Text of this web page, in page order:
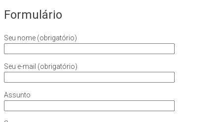
Formulário
Seu nome (obrigatório)
Seu e-mail (obrigatório)
Assunto